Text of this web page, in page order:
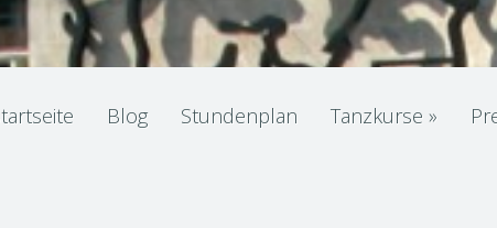
Blog Stundenplan Tanzkurse »